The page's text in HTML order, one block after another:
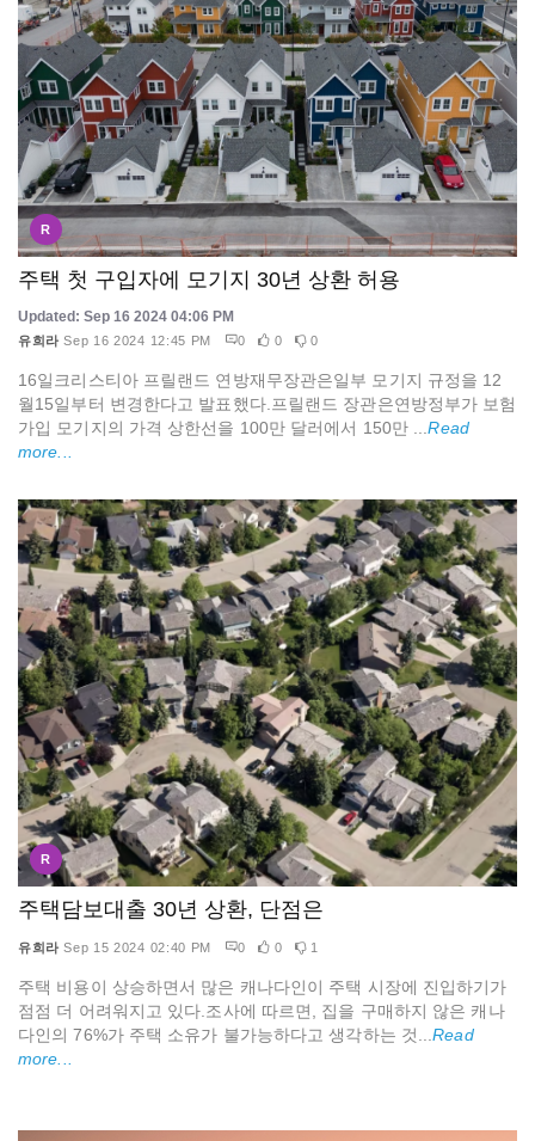
R
주택 첫 구입자에 모기지 30년 상환 허용
Updated: Sep 16 2024 04:06 PM
유희라 Sep 16 2024 12:45 PM 0 0 0
16일크리스티아 프릴랜드 연방재무장관은일부 모기지 규정을 12
월15일부터 변경한다고 발표했다.프릴랜드 장관은연방정부가 보험
가입 모기지의 가격 상한선을 100만 달러에서 150만 ...Read
more...
R
주택담보대출 30년 상환, 단점은
유희라 Sep 15 2024 02:40 PM 0 0 1
주택 비용이 상승하면서 많은 캐나다인이 주택 시장에 진입하기가
점점 더 어려워지고 있다.조사에 따르면, 집을 구매하지 않은 캐나
다인의 76%가 주택 소유가 불가능하다고 생각하는 것...Read
more...